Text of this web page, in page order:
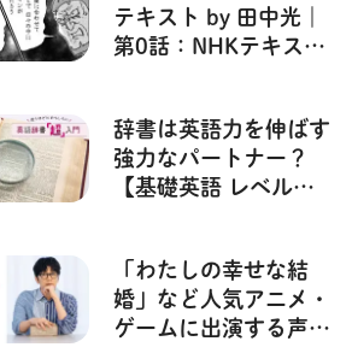
テキスト by 田中光｜
第0話：NHKテキスト
辞書は英語力を伸ばす
強力なパートナー？
【基礎英語 レベル
「わたしの幸せな結
婚」など人気アニメ・
ゲームに出演する声優